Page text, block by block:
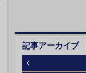
記事アーカイブ
‹